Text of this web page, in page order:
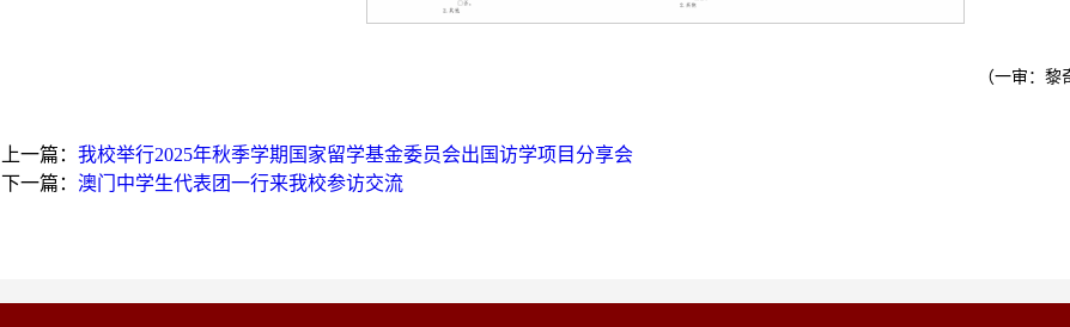
（一审：
上一篇：我校举行2025年秋季学期国家留学基金委员会出国访学项目分享会
下一篇：澳门中学生代表团一行来我校参访交流